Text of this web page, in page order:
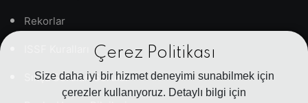
Çerez Politikası
Size daha iyi bir hizmet deneyimi sunabilmek için
çerezler kullanıyoruz. Detaylı bilgi için
Rekorlar
Sıkça Sorulan Sorular